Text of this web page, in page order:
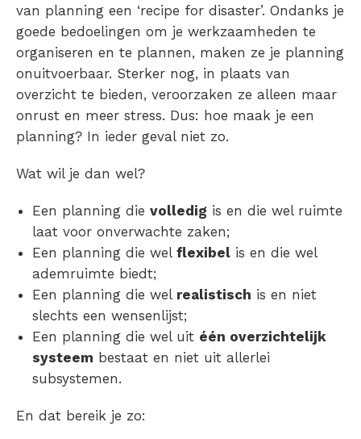
van planning een ‘recipe for disaster’. Ondanks je
goede bedoelingen om je werkzaamheden te
organiseren en te plannen, maken ze je planning
onuitvoerbaar. Sterker nog, in plaats van
overzicht te bieden, veroorzaken ze alleen maar
onrust en meer stress. Dus: hoe maak je een
planning? In ieder geval niet zo.
Wat wil je dan wel?
Een planning die volledig is en die wel ruimte
laat voor onverwachte zaken;
Een planning die wel flexibel is en die wel
ademruimte biedt;
Een planning die wel realistisch is en niet
slechts een wensenlijst;
Een planning die wel uit één overzichtelijk
systeem bestaat en niet uit allerlei
subsystemen.
En dat bereik je zo: